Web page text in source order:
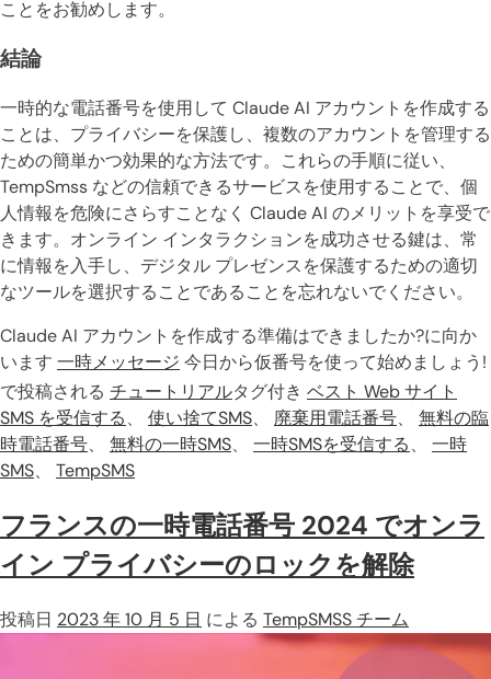
ことをお勧めします。
結論
一時的な電話番号を使用して Claude AI アカウントを作成する
ことは、プライバシーを保護し、複数のアカウントを管理する
ための簡単かつ効果的な方法です。これらの手順に従い、
TempSmss などの信頼できるサービスを使用することで、個
人情報を危険にさらすことなく Claude AI のメリットを享受で
きます。オンライン インタラクションを成功させる鍵は、常
に情報を入手し、デジタル プレゼンスを保護するための適切
なツールを選択することであることを忘れないでください。
Claude AI アカウントを作成する準備はできましたか?に向か
います 一時メッセージ 今日から仮番号を使って始めましょう!
で投稿される チュートリアルタグ付き ベスト Web サイト
SMS を受信する、 使い捨てSMS、 廃棄用電話番号、 無料の臨
時電話番号、 無料の一時SMS、 一時SMSを受信する、 一時
SMS、 TempSMS
フランスの一時電話番号 2024 でオンラ
イン プライバシーのロックを解除
投稿日 2023 年 10 月 5 日 による TempSMSS チーム